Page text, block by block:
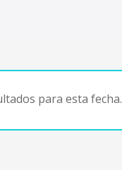
para esta fecha.